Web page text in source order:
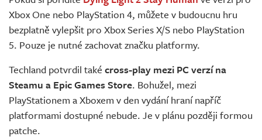
Živě
Xbox One nebo PlayStation 4, můžete v budoucnu hru
bezplatně vylepšit pro Xbox Series X/S nebo PlayStation
5. Pouze je nutné zachovat značku platformy.
Techland potvrdil také cross-play mezi PC verzí na
Steamu a Epic Games Store. Bohužel, mezi
PlayStationem a Xboxem v den vydání hraní napříč
platformami dostupné nebude. Je v plánu později formou
patche.